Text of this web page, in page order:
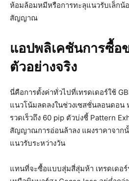
ห้อมล้อมหมีหรือการทะลุแนวรับเล็กน้
สัญญาณ
แอปพลิเคชันการซื้อ
ตัวอย่างจริง
นี่คือการตั้งค่าทั่วไปที่เทรดเดอร์ใช้
แนวโน้มลดลงในช่วงเซสชั่นลอนดอน
รวดเร็วถึง 60 pip ตัวบ่งชี้ Pattern
สัญญาณการอ่อนล้าลง แผงราคาจาก
แนวรับระหว่างวัน
แทนที่จะซื้อแบบสุ่มสี่สุ่มห้า เทรดเดอ